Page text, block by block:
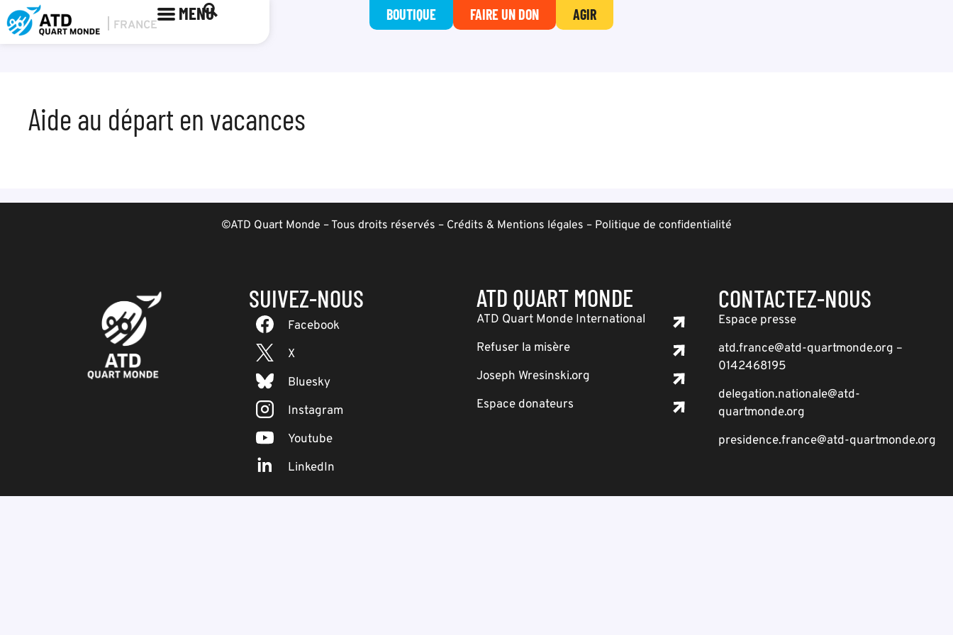
MENU BOUTIQUE FAIRE UN DON AGIR
Aide au départ en vacances
©ATD Quart Monde – Tous droits réservés – Crédits & Mentions légales – Politique de confidentialité
SUIVEZ-NOUS
Facebook
X
Bluesky
Instagram
Youtube
LinkedIn
ATD QUART MONDE
ATD Quart Monde International
Refuser la misère
Joseph Wresinski.org
Espace donateurs
CONTACTEZ-NOUS
Espace presse
atd.france@atd-quartmonde.org –
0142468195
delegation.nationale@atd-
quartmonde.org
presidence.france@atd-quartmonde.org